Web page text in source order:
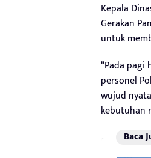
Kepala
Gerakan
untuk
“Pada
personel
wujud
kebutuhan
Baca